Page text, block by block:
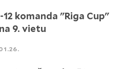
komanda "Riga Cup"
9. vietu